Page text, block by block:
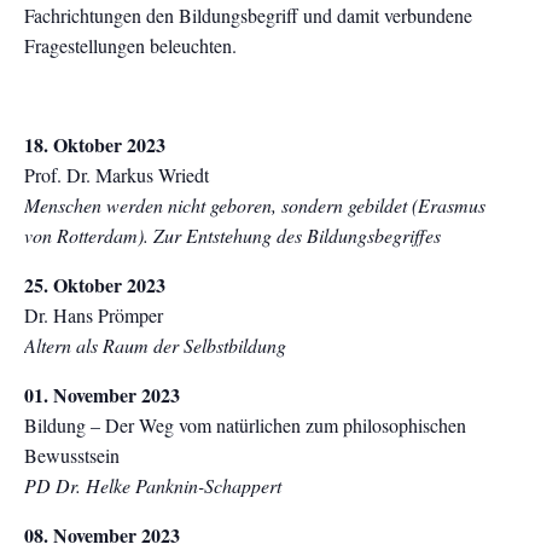
Fachrichtungen den Bildungsbegriff und damit verbundene
Fragestellungen beleuchten.
18. Oktober 2023
Prof. Dr. Markus Wriedt
Menschen werden nicht geboren, sondern gebildet (Erasmus
von Rotterdam). Zur Entstehung des Bildungsbegriffes
25. Oktober 2023
Dr. Hans Prömper
Altern als Raum der Selbstbildung
01. November 2023
Bildung – Der Weg vom natürlichen zum philosophischen
Bewusstsein
PD Dr. Helke Panknin-Schappert
08. November 2023